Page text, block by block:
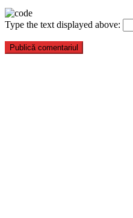
Type the text displayed above: